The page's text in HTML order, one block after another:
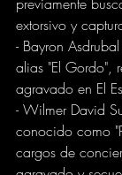
extorsivo y
- Bayron
alias "El Gordo",
agravado en El
- Wilmer David
conocido como
cargos de